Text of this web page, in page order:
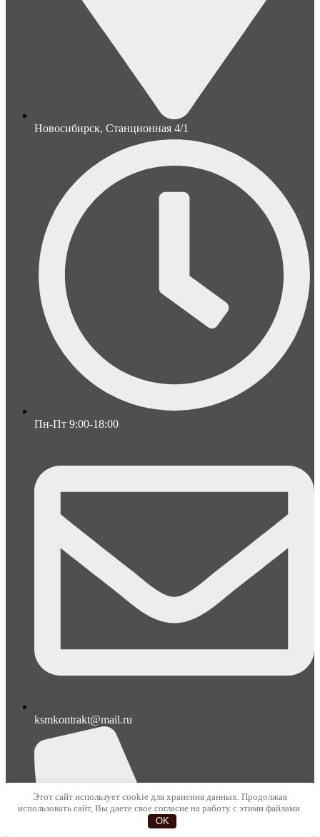
Новосибирск, Станционная 4/1
Пн-Пт 9:00-18:00
ksmkontrakt@mail.ru
Этот сайт использует cookie для хранения данных. Продолжая
использовать сайт, Вы даете свое согласие на работу с этими файлами.
OK